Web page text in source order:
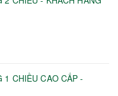
CHIỀU CAO CẤP -